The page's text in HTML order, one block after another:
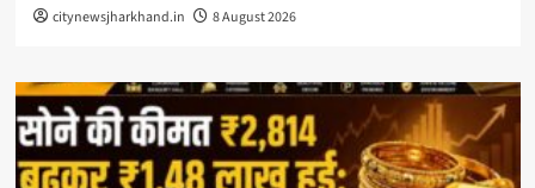
citynewsjharkhand.in 8 August 2026